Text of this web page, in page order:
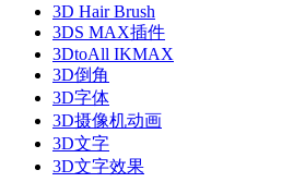
3D Hair Brush
3DS MAX插件
3DtoAll IKMAX
3D倒角
3D字体
3D摄像机动画
3D文字
3D文字效果